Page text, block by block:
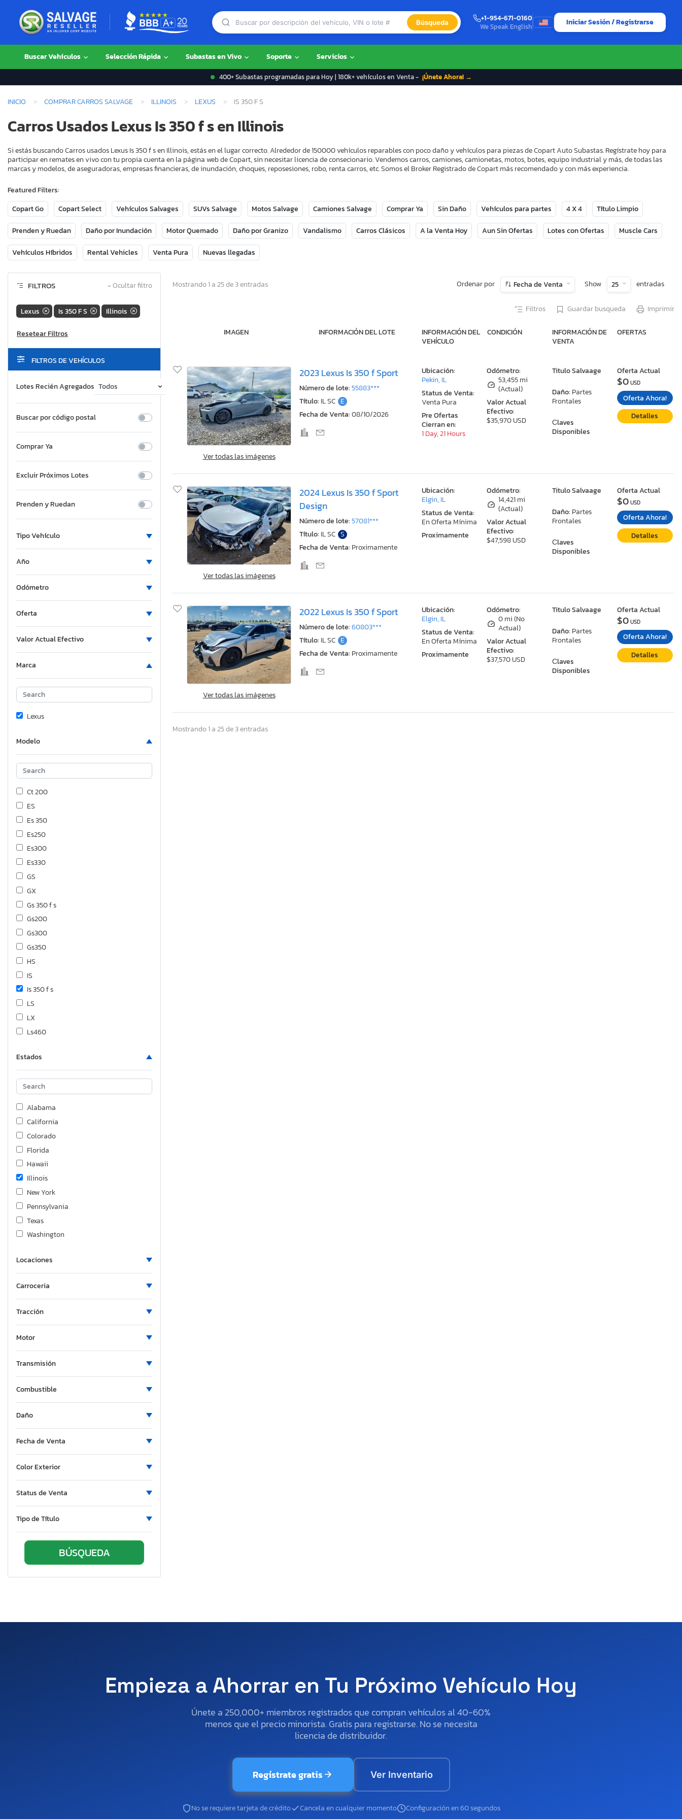
Búsqueda
+1-954-671-0160
We Speak English
Iniciar Sesión / Registrarse
Buscar Vehículos Selección Rápida Subastas en Vivo Soporte Servicios
400+ Subastas programadas para Hoy | 180k+ vehículos en Venta - ¡Únete Ahora! →
INICIO COMPRAR CARROS SALVAGE ILLINOIS LEXUS IS 350 F S
Carros Usados Lexus Is 350 f s en Illinois
Si estás buscando Carros usados Lexus Is 350 f s en Illinois, estás en el lugar correcto. Alrededor de 150000 vehículos reparables con poco daño y vehículos para piezas de Copart Auto Subastas. Regístrate hoy para
participar en remates en vivo con tu propia cuenta en la página web de Copart, sin necesitar licencia de consecionario. Vendemos carros, camiones, camionetas, motos, botes, equipo industrial y más, de todas las
marcas y modelos, de aseguradoras, empresas financieras, de inundación, choques, reposesiones, robo, renta carros, etc. Somos el Broker Registrado de Copart más recomendado y con más experiencia.
Featured Filters:
Copart Go
Copart Select Vehículos Salvages SUVs Salvage Motos Salvage Camiones Salvage Comprar Ya Sin Daño Vehículos para partes 4 X 4 Título Limpio
Prenden y Ruedan Daño por Inundación Motor Quemado Daño por Granizo Vandalismo Carros Clásicos A la Venta Hoy Aun Sin Ofertas Lotes con Ofertas Muscle Cars
Vehículos Híbridos Rental Vehicles Venta Pura Nuevas llegadas
FILTROS −Ocultar filtro
Lexus Is 350 F S Illinois
FILTROS DE VEHÍCULOS
Lotes Recién Agregados
Buscar por código postal
Comprar Ya
Excluir Próximos Lotes
Prenden y Ruedan
Tipo Vehículo
Año
Odómetro
Oferta
Valor Actual Efectivo
Marca
Lexus
Modelo
Ct 200
ES
Es 350
Es250
Es300
Es330
GS
GX
Gs 350 f s
Gs200
Gs300
Gs350
HS
IS
Is 350 f s
LS
LX
Ls460
Lx470
Nx 350 Base
Nx 350h
Nx 350h lu
Rc300
Rx330
Sc430
Estados
Alabama
California
Colorado
Florida
Hawaii
Illinois
New York
Pennsylvania
Texas
Washington
Locaciones
Carroceria
Tracción
Motor
Transmisión
Combustible
Daño
Fecha de Venta
Color Exterior
Status de Venta
Tipo de Título
Mostrando 1 a 25 de 3 entradas Ordenar por Fecha de Venta Show 25 entradas
Filtros Guardar busqueda Imprimir
IMAGEN INFORMACIÓN DEL LOTE
INFORMACIÓN DEL
VEHÍCULO
CONDICIÓN
INFORMACIÓN DE
VENTA
OFERTAS
Ver todas las imágenes
2023 Lexus Is 350 f Sport
Número de lote:55883***
Título: IL SC E
Fecha de Venta:08/10/2026
Odómetro:
53,455 mi
(Actual)
Valor Actual
Efectivo:
$35,970 USD
Titulo Salvaage
Daño: Partes
Frontales
Сlaves
Disponibles
Ubicación:
Pekin, IL
Status de Venta:
Venta Pura
Pre Ofertas
Cierran en:
1 Day, 21 Hours
Oferta Actual
$0USD
Oferta Ahora!
Detalles
Ver todas las imágenes
2024 Lexus Is 350 f Sport
Design
Número de lote:57081***
Título: IL SC S
Fecha de Venta: Proximamente
Odómetro:
14,421 mi
(Actual)
Valor Actual
Efectivo:
$47,598 USD
Titulo Salvaage
Daño: Partes
Frontales
Сlaves
Disponibles
Ubicación:
Elgin, IL
Status de Venta:
En Oferta Mínima
Proximamente
Oferta Actual
$0USD
Oferta Ahora!
Detalles
Ver todas las imágenes
2022 Lexus Is 350 f Sport
Número de lote:60803***
Título: IL SC E
Fecha de Venta: Proximamente
Odómetro:
0 mi (No
Actual)
Valor Actual
Efectivo:
$37,570 USD
Titulo Salvaage
Daño: Partes
Frontales
Сlaves
Disponibles
Ubicación:
Elgin, IL
Status de Venta:
En Oferta Mínima
Proximamente
Oferta Actual
$0USD
Oferta Ahora!
Detalles
Mostrando 1 a 25 de 3 entradas
Empieza a Ahorrar en Tu Próximo Vehículo Hoy
Únete a 250,000+ miembros registrados que compran vehículos al 40-60%
menos que el precio minorista. Gratis para registrarse. No se necesita
licencia de distribuidor.
Regístrate gratis Ver Inventario
No se requiere tarjeta de crédito Cancela en cualquier momento Configuración en 60 segundos